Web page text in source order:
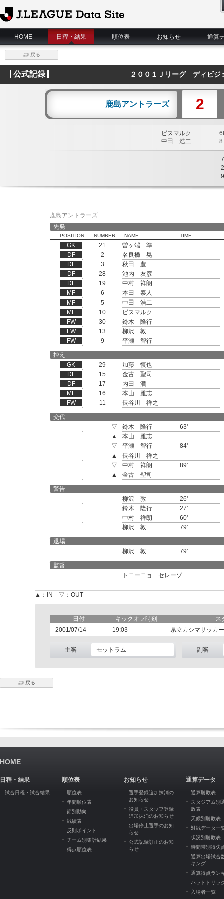
J.League Data Site
HOME
日程・結果 順位表 お知らせ 通算
戻る
公式記録 ２００１Ｊリーグ ディビ
鹿島アントラーズ 2
ビスマルク
中田 浩二
7
2
9
鹿島アントラーズ
先発
POSITION NUMBER NAME TIME
GK 21
曽ヶ端 準
DF
2
名良橋 晃
DF
3
秋田 豊
DF
28
池内 友彦
DF
19
中村 祥朗
MF
6
本田 泰人
MF
5
中田 浩二
MF
10
ビスマルク
FW
30
鈴木 隆行
FW
13
柳沢 敦
FW
9
平瀬 智行
控え
GK
29
加藤 慎也
DF
15
金古 聖司
DF
17
内田 潤
MF
16
本山 雅志
FW
11
長谷川 祥之
交代
▽
鈴木 隆行
63'
▲
本山 雅志
▽
平瀬 智行
84'
▲
長谷川 祥之
▽
中村 祥朗
89'
▲
金古 聖司
警告
柳沢 敦
26'
鈴木 隆行
27'
中村 祥朗
60'
柳沢 敦
79'
退場
柳沢 敦
79'
監督
トニーニョ セレーゾ
▲：IN ▽：OUT
日付 キックオフ時刻
ス
2001/07/14
19:03 県立カシマサッカ
主審 モットラム 副審
戻る
HOME
日程・結果
試合日程・試合結果
順位表
順位表
年間順位表
節別動向
戦績表
反則ポイント
チーム別集計結果
得点順位表
お知らせ
選手登録追加抹消の
お知らせ
役員・スタッフ登録
追加抹消のお知らせ
出場停止選手のお知
らせ
公式記録訂正のお知
らせ
通算データ
通算勝敗表
スタジアム別
敗表
天候別勝敗表
対戦データ一
状況別勝敗表
時間帯別得失
通算出場試合
キング
通算得点ラン
ハットトリッ
入場者一覧